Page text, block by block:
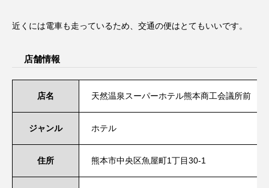
近くには電車も走っているため、交通の便はとてもいいです。
店舗情報
店名 天然温泉スーパーホテル熊本商工会議所前
ジャンル ホテル
住所 熊本市中央区魚屋町1丁目30-1